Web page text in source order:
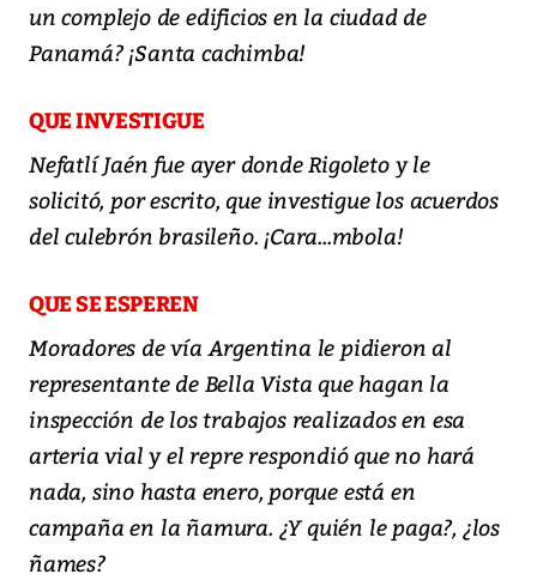
un complejo de edificios en la ciudad de
Panamá? ¡Santa cachimba!
QUE INVESTIGUE
Nefatlí Jaén fue ayer donde Rigoleto y le
solicitó, por escrito, que investigue los acuerdos
del culebrón brasileño. ¡Cara...mbola!
QUE SE ESPEREN
Moradores de vía Argentina le pidieron al
representante de Bella Vista que hagan la
inspección de los trabajos realizados en esa
arteria vial y el repre respondió que no hará
nada, sino hasta enero, porque está en
campaña en la ñamura. ¿Y quién le paga?, ¿los
ñames?